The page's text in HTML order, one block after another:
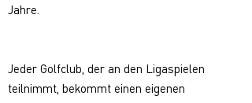
Jahre.
Jeder Golfclub, der an den Ligaspielen
teilnimmt, bekommt einen eigenen